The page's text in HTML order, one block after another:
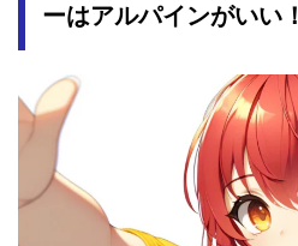
ーはアルパインがいい！